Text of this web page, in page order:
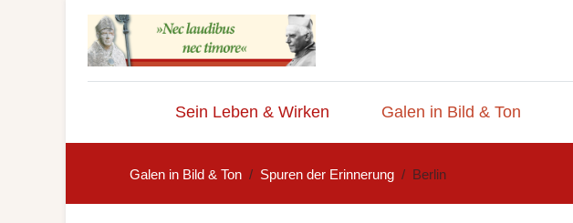
Sein Leben & Wirken Galen in Bild & Ton
Galen in Bild & Ton Spuren der Erinnerung Berlin